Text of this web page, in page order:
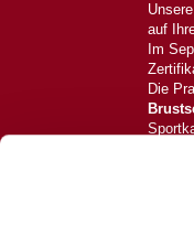
auf
Im
Die